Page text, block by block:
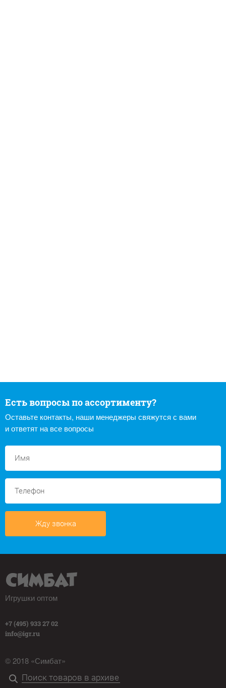
Есть вопросы по ассортименту?
Оставьте контакты, наши менеджеры свяжутся с вами
и ответят на все вопросы
Жду звонка
Игрушки оптом
+7 (495) 933 27 02
info@igr.ru
© 2018 «Симбат»